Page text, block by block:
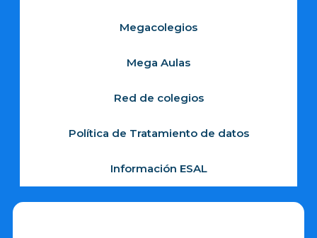
Megacolegios
Mega Aulas
Red de colegios
Política de Tratamiento de datos
Información ESAL